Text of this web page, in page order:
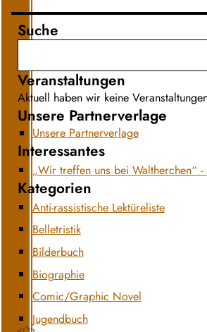
Suche
Veranstaltungen
Aktuell haben wir keine
Unsere Partnerverlage
Unsere Partnerverlage
Interessantes
„Wir treffen uns bei Waltherchen“ -
Kategorien
Anti-rassistische Lektüreliste
Belletristik
Bilderbuch
Biographie
Comic/Graphic Novel
Jugendbuch